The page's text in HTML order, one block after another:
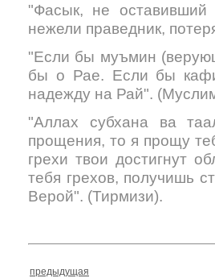
"Фасык, не
нежели праведник,
"Если бы муъмин
бы о Рае. Если бы
надежду на Рай".
"Аллах субхана ва
прощения, то я прощу
грехи твои достигнут
тебя грехов, получишь
Верой". (Тирмизи).
предыдущая